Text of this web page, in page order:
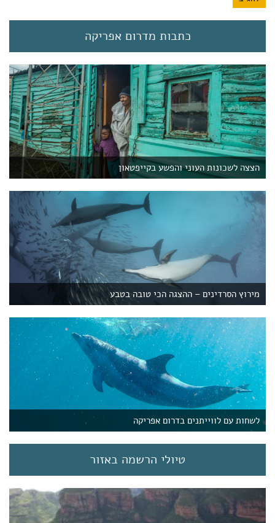
כתבות מדרום אפריקה
הצצה לשכונות העוני והפשע בקייפטאון
מירוץ הסרדינים – ההצגה הכי טובה בטבע
לשחות עם לווייתנים בדרום אפריקה
טיולי הרשמה באזור